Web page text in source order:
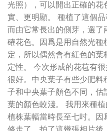
光照），可以開出正確的花
實、更明顯。 種植了這個
而由它常長出的側芽，選了
確花色。因爲是用自然光種
定，所以偶然會有紅色的
定性。 今次形成的花苞有
很好。中央葉子有些少肥
子和中央葉子顏色不同，估
葉的顏色較淺。 我用來種
植株葉幅當時長至七吋。因